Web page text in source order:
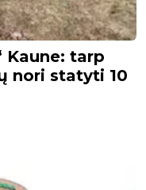
Kaune: tarp
nori statyti 10